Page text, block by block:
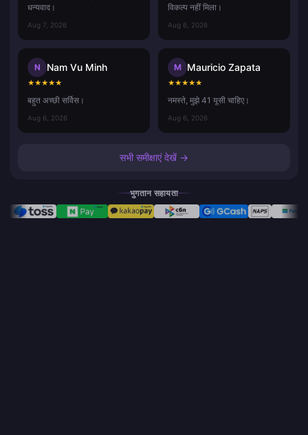
धन्यवाद।
Aug 7, 2026
विकल्प नहीं मिला।
Aug 6, 2026
N Nam Vu Minh
★★★★★
बहुत अच्छी सर्विस।
Aug 6, 2026
M Mauricio Zapata
★★★★★
नमस्ते, मुझे 41 यूसी चाहिए।
Aug 6, 2026
सभी समीक्षाएं देखें →
भुगतान सहायता